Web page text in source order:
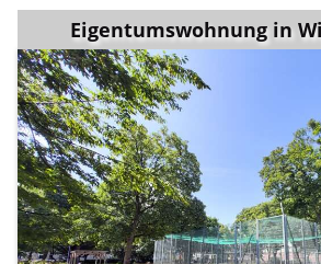
Eigentumswohnung in